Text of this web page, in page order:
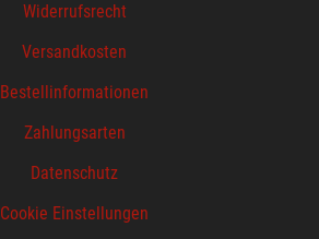
Widerrufsrecht
Versandkosten
Bestellinformationen
Zahlungsarten
Datenschutz
Cookie Einstellungen